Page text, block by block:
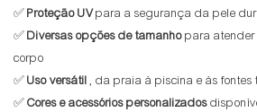
✅Proteção UVpara a segurança da pele
✅Diversas opções de tamanhopara atender
corpo
✅Uso versátil, da praia à piscina e às fontes
✅Cores e acessórios personalizados